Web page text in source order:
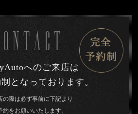
へのご来店は
となっております。
の際は必ず事前に下記より
約をお願いいたします。